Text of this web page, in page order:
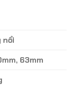
₫
63mm